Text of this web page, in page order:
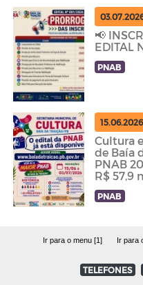
📢
EDITAL
PNAB
15.06.2026
Cultura
de Baía
PNAB
R$ 57,9
PNAB
Ir para o menu [1] Ir para
TELEFONES